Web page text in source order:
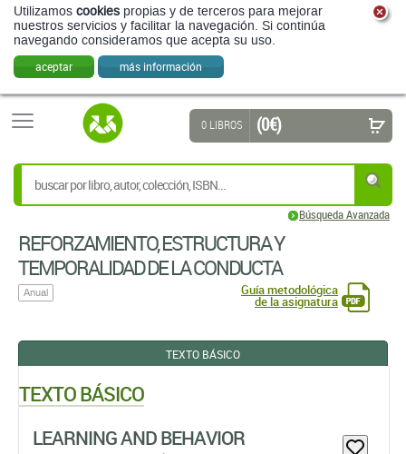
Búsqueda Avanzada
0 LIBROS (0 €)
REFORZAMIENTO, ESTRUCTURA Y
TEMPORALIDAD DE LA CONDUCTA
de la asignatura
TEXTO BÁSICO
TEXTO BÁSICO
LEARNING AND BEHAVIOR
James E. Mazur,Amy L. Odum
ROUTLEDGE
EDICIÓN: 9ª - 2023